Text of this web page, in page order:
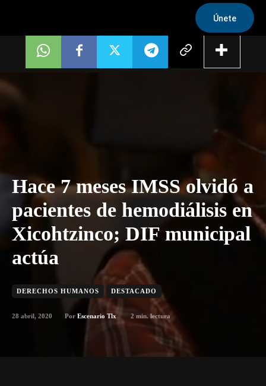
Únete
Hace 7 meses IMSS olvidó a
pacientes de hemodiálisis en
Xicohtzinco; DIF municipal
actúa
DERECHOS HUMANOS DESTACADO
28 abril, 2020 Por Escenario Tlx 2 min. lectura